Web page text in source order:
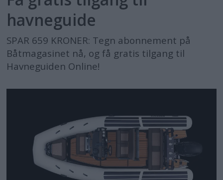
havneguide
SPAR 659 KRONER: Tegn abonnement på
Båtmagasinet nå, og få gratis tilgang til
Havneguiden Online!